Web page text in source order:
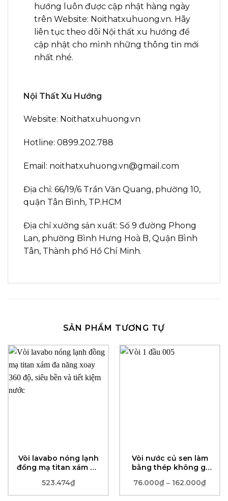
hướng luôn được cập nhật hàng ngày
trên Website: Noithatxuhuong.vn. Hãy
liên tục theo dõi Nội thất xu hướng để
cập nhật cho mình những thông tin mới
nhất nhé.
Nội Thất Xu Hướng
Website: Noithatxuhuong.vn
Hotline: 0899.202.788
Email: noithatxuhuong.vn@gmail.com
Địa chỉ: 66/19/6 Trần Văn Quang, phường 10,
quận Tân Bình, TP.HCM
Địa chỉ xưởng sản xuất: Số 9 đường Phong
Lan, phường Bình Hưng Hoà B, Quận Bình
Tân, Thành phố Hồ Chí Minh.
SẢN PHẨM TƯƠNG TỰ
Vòi lavabo nóng lạnh
đồng mạ titan xám đa
siêu bền và tiết kiệm
nước
523.474₫
Vòi nước củ sen làm
bằng thép không gỉ
76.000₫ – 162.000₫